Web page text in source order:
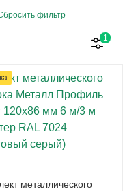
фильтр
1
металлического